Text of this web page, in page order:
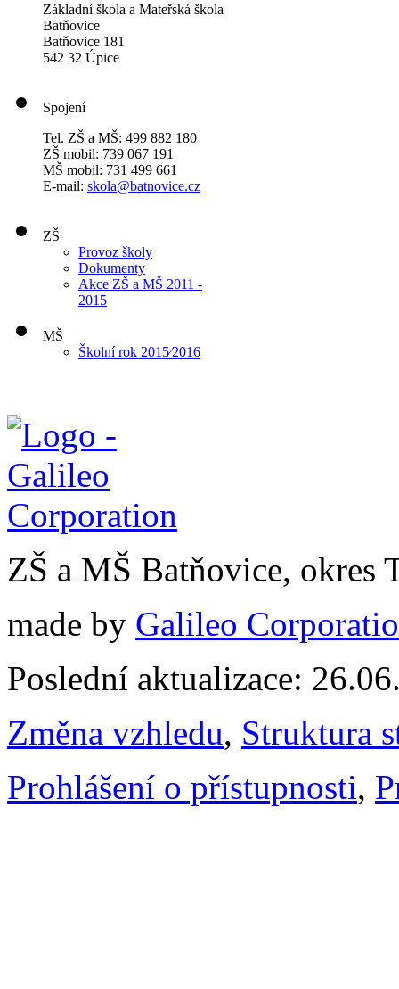
Základní škola a Mateřská škola
Batňovice
Batňovice 181
542 32 Úpice
Spojení
Tel. ZŠ a MŠ: 499 882 180
ZŠ mobil: 739 067 191
MŠ mobil: 731 499 661
E-mail: skola@batnovice.cz
ZŠ
Provoz školy
Dokumenty
Akce ZŠ a MŠ 2011 -
2015
MŠ
Školní rok 2015⁄2016
ZŠ a MŠ Batňovice, okres
made by Galileo
Poslední aktualizace:
Změna vzhledu, Struktura
Prohlášení o přístupnosti,